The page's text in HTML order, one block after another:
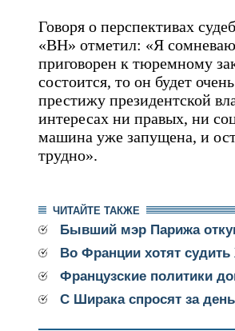
Говоря о перспективах
«ВН» отметил: «Я
приговорен к тюремному
состоится, то он будет
престижу президентской
интересах ни правых, ни
машина уже запущена, и
трудно».
ЧИТАЙТЕ ТАКЖЕ
Бывший мэр Парижа
Во Франции хотят
Французские политики
С Ширака спросят за